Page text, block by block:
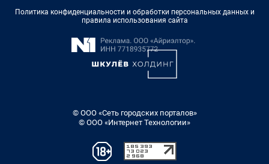
Политика конфиденциальности и обработки персональных данных и
правила использования сайта
© ООО «Сеть городских порталов»
© ООО «Интернет Технологии»